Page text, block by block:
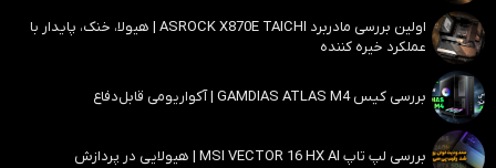
اولین بررسی مادربرد ASROCK X870E TAICHI | هیولا، خنک، پایدار با
عملکرد خیره کننده
بررسی کیس GAMDIAS ATLAS M4 | آکواریومی قابل‌دفاع
بررسی لپ تاپ MSI VECTOR 16 HX AI | هیولایی در پردازش